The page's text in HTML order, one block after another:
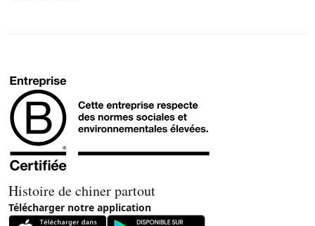
Histoire de chiner partout
Télécharger notre application